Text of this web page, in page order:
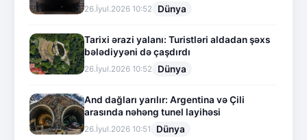
26.İyul.2026 10:52 Dünya
Tarixi ərazi yalanı: Turistləri aldadan şəxs
bələdiyyəni də çaşdırdı
26.İyul.2026 10:52 Dünya
And dağları yarılır: Argentina və Çili
arasında nəhəng tunel layihəsi
26.İyul.2026 10:51 Dünya